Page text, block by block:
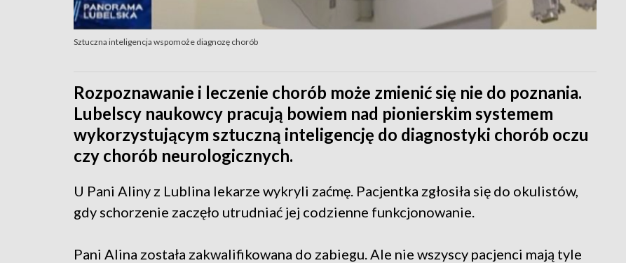
Sztuczna inteligencja wspomoże diagnozę chorób
Rozpoznawanie i leczenie chorób może zmienić się nie do poznania.
Lubelscy naukowcy pracują bowiem nad pionierskim systemem
wykorzystującym sztuczną inteligencję do diagnostyki chorób oczu
czy chorób neurologicznych.
U Pani Aliny z Lublina lekarze wykryli zaćmę. Pacjentka zgłosiła się do okulistów,
gdy schorzenie zaczęło utrudniać jej codzienne funkcjonowanie.
Pani Alina została zakwalifikowana do zabiegu. Ale nie wszyscy pacjenci mają tyle